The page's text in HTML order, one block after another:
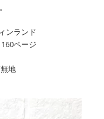
ンランド
ページ
地